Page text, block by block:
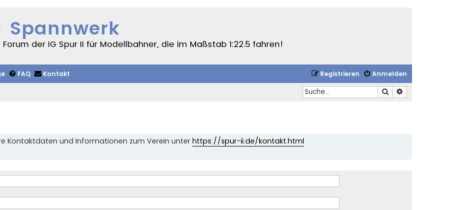
Spannwerk
der IG Spur II für Modellbahner, die im Maßstab 1:22.5 fahren!
FAQ Kontakt Anmelden
Registrieren
Suche
Kontaktdaten und Informationen zum Verein unter https://spur-ii.de/kontakt.html